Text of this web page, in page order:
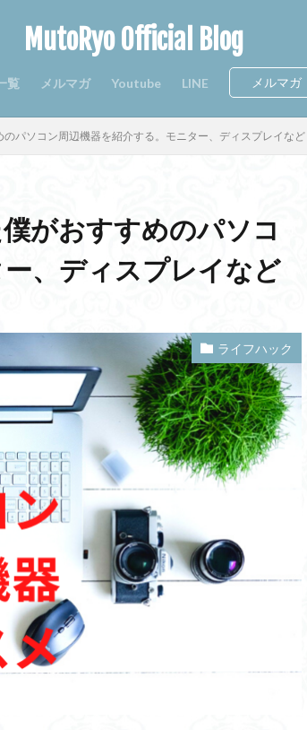
MutoRyo Official Blog
覧 メルマガ Youtube LINE メルマガ
パソコン周辺機器を紹介する。モニター、ディスプレイなど
がおすすめのパソコ
、ディスプレイなど
ライフハック